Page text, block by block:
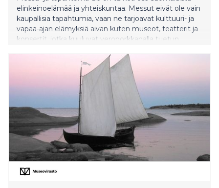
elinkeinoelämää ja yhteiskuntaa. Messut eivät ole vain
kaupallisia tapahtumia, vaan ne tarjoavat kulttuuri- ja
vapaa-ajan elämyksiä aivan kuten museot, teatterit ja
konsertit, jotka kuuluvat veroporkkanalla tuetun
messukäyntejä tällä hetkellä hyväksytä verovapaan
kulttuuriedun piiriin.